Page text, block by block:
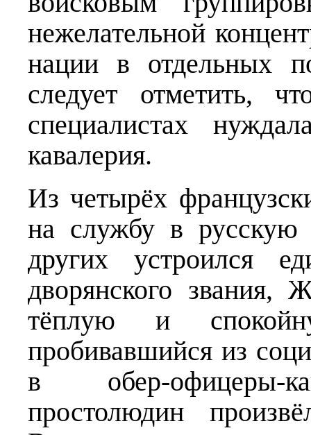
нежелательной
нации в отдельных
следует отметить,
специалистах
кавалерия.
Из четырёх
на службу в
других устроился
дворянского звания,
тёплую и
пробивавшийся из
в обер-офицеры-
простолюдин